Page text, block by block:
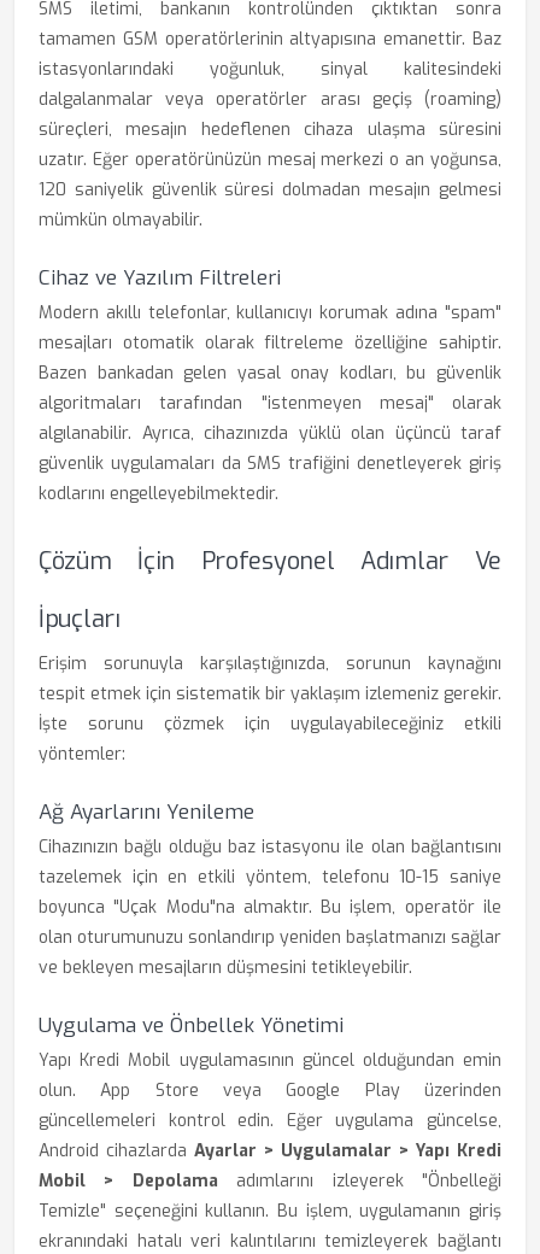
SMS iletimi, bankanın kontrolünden çıktıktan sonra
tamamen GSM operatörlerinin altyapısına emanettir. Baz
istasyonlarındaki yoğunluk, sinyal kalitesindeki
dalgalanmalar veya operatörler arası geçiş (roaming)
süreçleri, mesajın hedeflenen cihaza ulaşma süresini
uzatır. Eğer operatörünüzün mesaj merkezi o an yoğunsa,
120 saniyelik güvenlik süresi dolmadan mesajın gelmesi
mümkün olmayabilir.
Cihaz ve Yazılım Filtreleri
Modern akıllı telefonlar, kullanıcıyı korumak adına "spam"
mesajları otomatik olarak filtreleme özelliğine sahiptir.
Bazen bankadan gelen yasal onay kodları, bu güvenlik
algoritmaları tarafından "istenmeyen mesaj" olarak
algılanabilir. Ayrıca, cihazınızda yüklü olan üçüncü taraf
güvenlik uygulamaları da SMS trafiğini denetleyerek giriş
kodlarını engelleyebilmektedir.
Çözüm İçin Profesyonel Adımlar Ve
İpuçları
Erişim sorunuyla karşılaştığınızda, sorunun kaynağını
tespit etmek için sistematik bir yaklaşım izlemeniz gerekir.
İşte sorunu çözmek için uygulayabileceğiniz etkili
yöntemler:
Ağ Ayarlarını Yenileme
Cihazınızın bağlı olduğu baz istasyonu ile olan bağlantısını
tazelemek için en etkili yöntem, telefonu 10-15 saniye
boyunca "Uçak Modu"na almaktır. Bu işlem, operatör ile
olan oturumunuzu sonlandırıp yeniden başlatmanızı sağlar
ve bekleyen mesajların düşmesini tetikleyebilir.
Uygulama ve Önbellek Yönetimi
Yapı Kredi Mobil uygulamasının güncel olduğundan emin
olun. App Store veya Google Play üzerinden
güncellemeleri kontrol edin. Eğer uygulama güncelse,
Android cihazlarda Ayarlar > Uygulamalar > Yapı Kredi
Mobil > Depolama adımlarını izleyerek "Önbelleği
Temizle" seçeneğini kullanın. Bu işlem, uygulamanın giriş
ekranındaki hatalı veri kalıntılarını temizleyerek bağlantı